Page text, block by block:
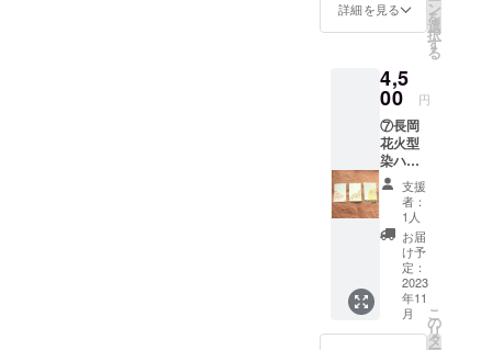
ズ幅約
35cm長
さ約
綿100％
柄デザ
インは
選べま
せん。
届いて
からの
お楽し
みでお
願いし
ます。
江戸時
代から
続く360
年の老
舗染め
詳細を見る ン
を
選
択
す
る
4,5
00 円
⑦長岡
花火型
染ハガ
キセッ
ト（3
枚）＋
写真集1
冊＋L版
新潟風
景写真1
枚 1
枚ずつ
職人の
支援
者：
1人
お届
け予
定：
2023
年11
月
こ
の
リ
タ